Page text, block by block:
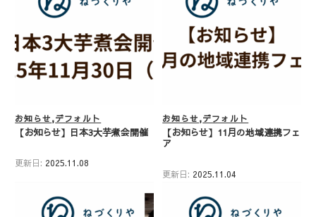
お知らせ デフォルト
【お知らせ】日本3大芋煮会開催
更新日: 2025.11.08
お知らせ デフォルト
【お知らせ】11月の地域連携フェ
ア
更新日: 2025.11.04